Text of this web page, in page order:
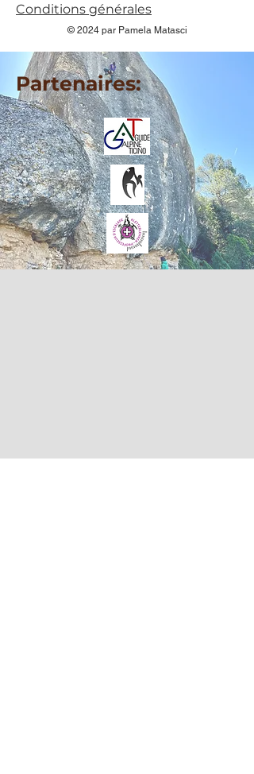
Conditions générales
© 2024 par Pamela Matasci
Partenaires: